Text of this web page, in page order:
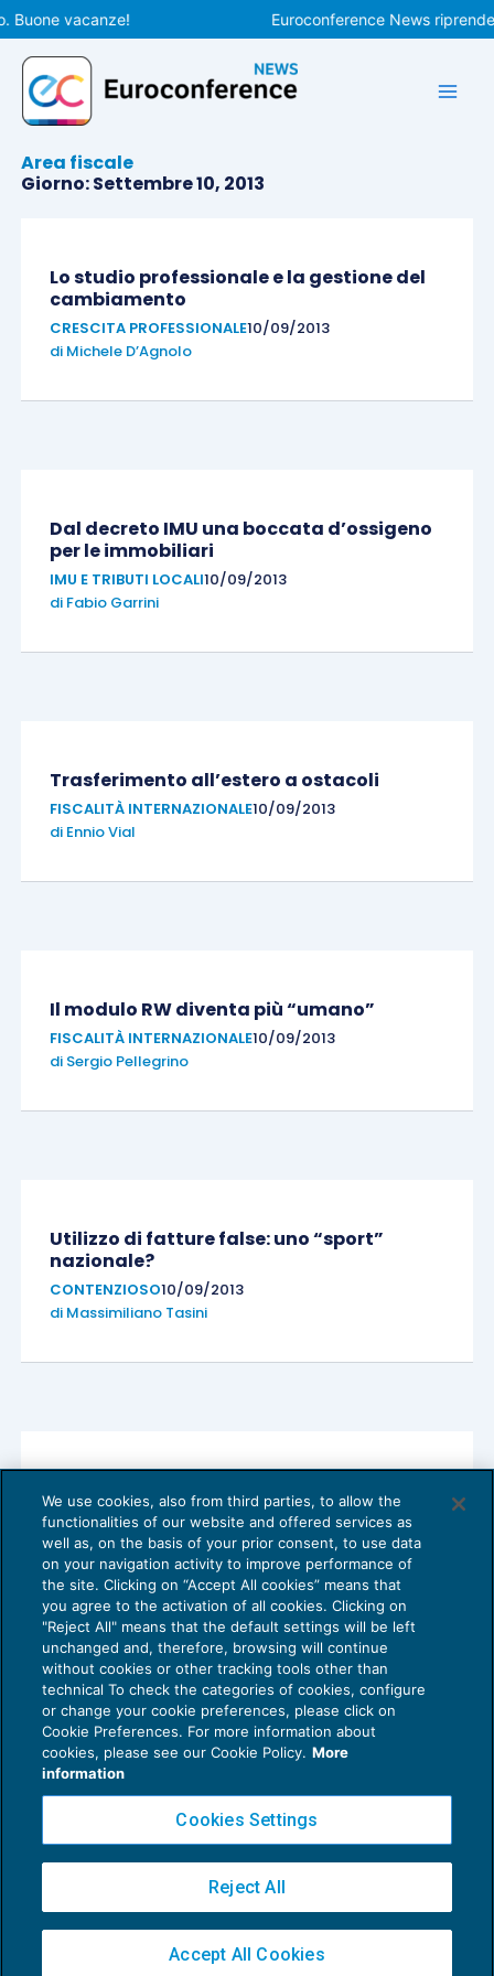
Vai
al
contenuto
vacanze! Euroconference News
Area fiscale
Giorno: Settembre 10, 2013
Lo studio professionale e la gestione del
cambiamento
CRESCITA PROFESSIONALE10/09/2013
di Michele D’Agnolo
Dal decreto IMU una boccata d’ossigeno
per le immobiliari
IMU E TRIBUTI LOCALI10/09/2013
di Fabio Garrini
Trasferimento all’estero a ostacoli
FISCALITÀ INTERNAZIONALE10/09/2013
di Ennio Vial
Il modulo RW diventa più “umano”
FISCALITÀ INTERNAZIONALE10/09/2013
di Sergio Pellegrino
Utilizzo di fatture false: uno “sport”
nazionale?
CONTENZIOSO10/09/2013
di Massimiliano Tasini
Revoca dell’atto di costituzione dei beni
in fondo patrimoniale
PATRIMONIO E TRUST10/09/2013
diLuigi Ferrajoli
Privacy Policy
Cookie Policy
Copyright 2016 ©Gruppo Euroconference S.p.A.v2.32.4
Piazza Luigi Einaudi, 10N01 - 20124 Milano - info@ecnews.it
02776120236
We use cookies, also from third parties, to allow the
functionalities of our website and offered services as
well as, on the basis of your prior consent, to use data
on your navigation activity to improve performance of
the site. Clicking on “Accept All cookies” means that
you agree to the activation of all cookies. Clicking on
"Reject All" means that the default settings will be left
unchanged and, therefore, browsing will continue
without cookies or other tracking tools other than
technical To check the categories of cookies, configure
or change your cookie preferences, please click on
Cookie Preferences. For more information about
cookies, please see our Cookie Policy. More
information
Cookies Settings
Reject All
Accept All Cookies